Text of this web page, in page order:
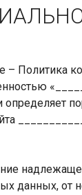
– Политика
определяет
данных, от